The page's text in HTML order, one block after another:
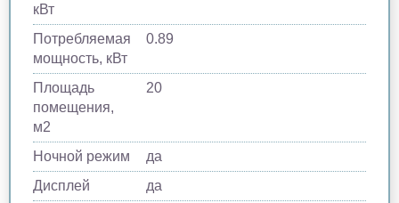
кВт
Потребляемая
мощность, кВт
0.89
Площадь
помещения,
м2
20
Ночной режим
да
Дисплей
да